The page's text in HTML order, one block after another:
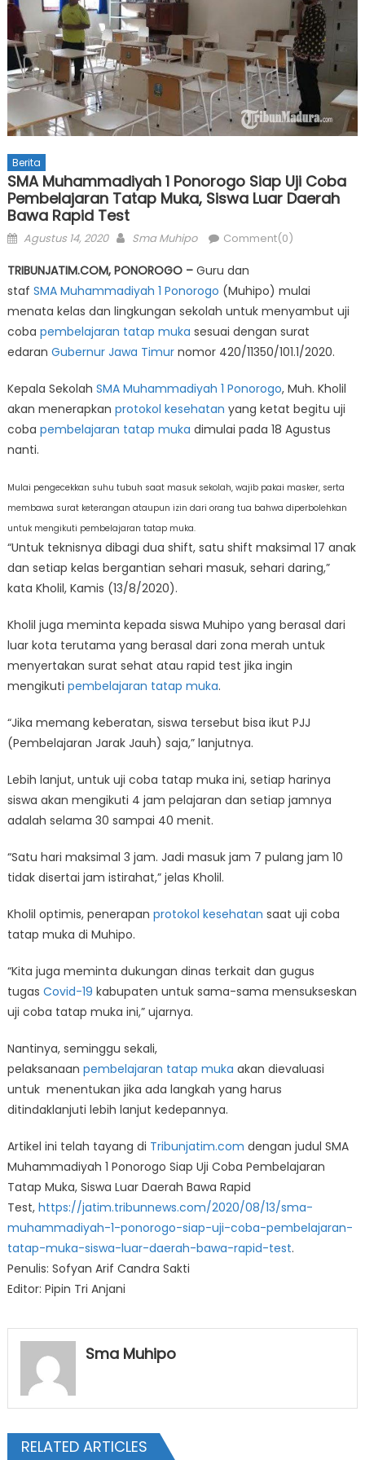
Berita
SMA Muhammadiyah 1 Ponorogo Siap Uji Coba
Pembelajaran Tatap Muka, Siswa Luar Daerah
Bawa Rapid Test
Posted
Agustus 14, 2020 Author
Sma Muhipo Comment(0)
TRIBUNJATIM.COM, PONOROGO –Guru dan
staf SMA Muhammadiyah 1 Ponorogo (Muhipo) mulai
menata kelas dan lingkungan sekolah untuk menyambut uji
coba pembelajaran tatap muka sesuai dengan surat
edaran Gubernur Jawa Timurnomor 420/11350/101.1/2020.
Kepala Sekolah SMA Muhammadiyah 1 Ponorogo, Muh. Kholil
akan menerapkan protokol kesehatan yang ketat begitu uji
coba pembelajaran tatap muka dimulai pada 18 Agustus
nanti.
Mulai pengecekkan suhu tubuh saat masuk sekolah, wajib pakai masker, serta
membawa surat keterangan ataupun izin dari orang tua bahwa diperbolehkan
untuk mengikuti pembelajaran tatap muka.
“Untuk teknisnya dibagi dua shift, satu shift maksimal 17 anak
dan setiap kelas bergantian sehari masuk, sehari daring,”
kata Kholil, Kamis (13/8/2020).
Kholil juga meminta kepada siswa Muhipo yang berasal dari
luar kota terutama yang berasal dari zona merah untuk
menyertakan surat sehat atau rapid test jika ingin
mengikuti pembelajaran tatap muka.
“Jika memang keberatan, siswa tersebut bisa ikut PJJ
(Pembelajaran Jarak Jauh) saja,” lanjutnya.
Lebih lanjut, untuk uji coba tatap muka ini, setiap harinya
siswa akan mengikuti 4 jam pelajaran dan setiap jamnya
adalah selama 30 sampai 40 menit.
“Satu hari maksimal 3 jam. Jadi masuk jam 7 pulang jam 10
tidak disertai jam istirahat,” jelas Kholil.
Kholil optimis, penerapan protokol kesehatan saat uji coba
tatap muka di Muhipo.
“Kita juga meminta dukungan dinas terkait dan gugus
tugas Covid-19 kabupaten untuk sama-sama mensukseskan
uji coba tatap muka ini,” ujarnya.
Nantinya, seminggu sekali,
pelaksanaan pembelajaran tatap muka akan dievaluasi
untuk menentukan jika ada langkah yang harus
ditindaklanjuti lebih lanjut kedepannya.
Artikel ini telah tayang di Tribunjatim.com dengan judul SMA
Muhammadiyah 1 Ponorogo Siap Uji Coba Pembelajaran
Tatap Muka, Siswa Luar Daerah Bawa Rapid
Test, https://jatim.tribunnews.com/2020/08/13/sma-
muhammadiyah-1-ponorogo-siap-uji-coba-pembelajaran-
tatap-muka-siswa-luar-daerah-bawa-rapid-test.
Penulis: Sofyan Arif Candra Sakti
Editor: Pipin Tri Anjani
Sma Muhipo
RELATED ARTICLES